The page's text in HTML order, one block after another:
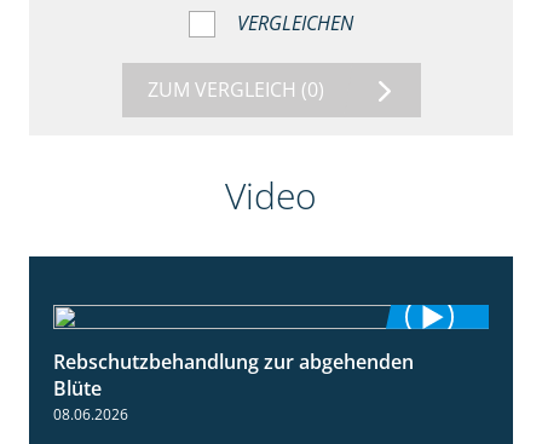
VERGLEICHEN
ZUM VERGLEICH (0)
Video
3:06
Rebschutzbehandlung zur abgehenden
Blüte
08.06.2026